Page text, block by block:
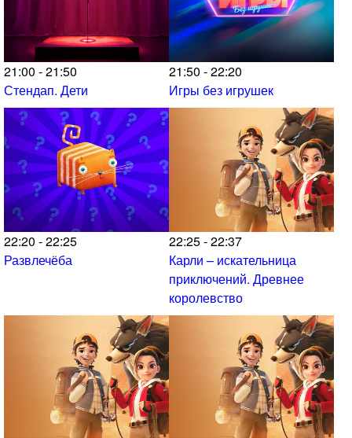
21:00 - 21:50
Стендап. Дети
21:50 - 22:20
Игры без игрушек
22:20 - 22:25
Развлечёба
22:25 - 22:37
Карли – искательница
приключений. Древнее
королевство